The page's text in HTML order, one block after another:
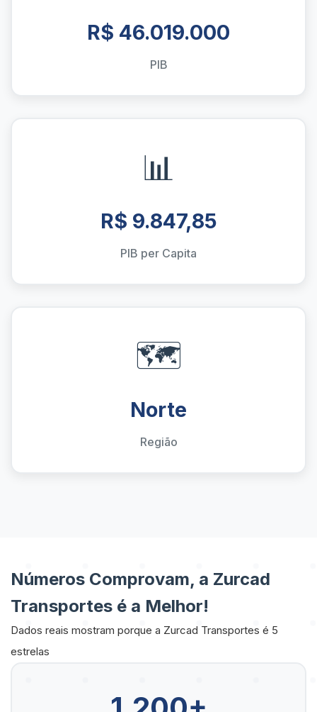
R$ 46.019.000
PIB
📊
R$ 9.847,85
PIB per Capita
🗺️
Norte
Região
Números Comprovam, a Zurcad
Transportes é a Melhor!
Dados reais mostram porque a Zurcad Transportes é 5
estrelas